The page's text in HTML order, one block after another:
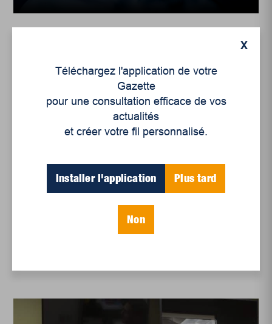
Culture,Littérature,Enjeux sociaux
Communauté LGBTQ+ :
La littérature comme outil
X
Téléchargez l'application de votre
Gazette
pour une consultation efficace de vos
actualités
et créer votre fil personnalisé.
Installer l'application Plus tard
Non